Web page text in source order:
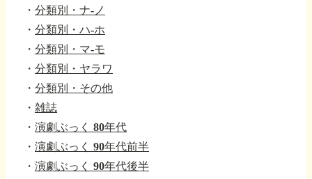
・ 分類別・ナ-ノ
・ 分類別・ハ-ホ
・ 分類別・マ-モ
・ 分類別・ヤラワ
・ 分類別・その他
・ 雑誌
・ 演劇ぶっく 80年代
・ 演劇ぶっく 90年代前半
・ 演劇ぶっく 90年代後半